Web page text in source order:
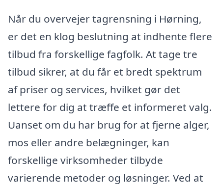
Når du overvejer tagrensning i Hørning,
er det en klog beslutning at indhente flere
tilbud fra forskellige fagfolk. At tage tre
tilbud sikrer, at du får et bredt spektrum
af priser og services, hvilket gør det
lettere for dig at træffe et informeret valg.
Uanset om du har brug for at fjerne alger,
mos eller andre belægninger, kan
forskellige virksomheder tilbyde
varierende metoder og løsninger. Ved at